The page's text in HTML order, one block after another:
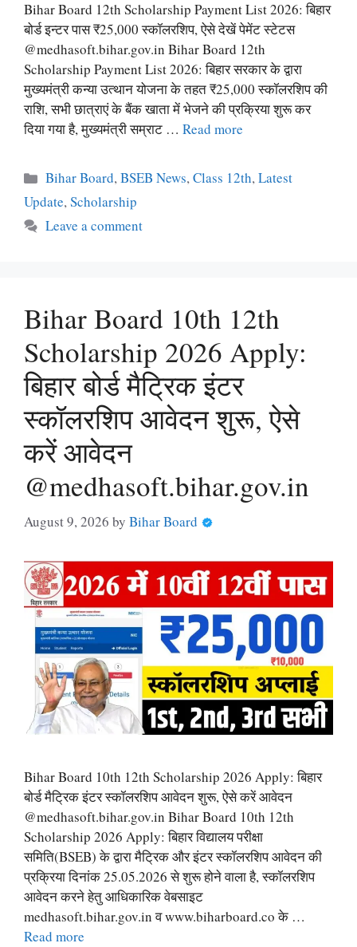
Bihar Board 12th Scholarship Payment List 2026: बिहार
बोर्ड इन्टर पास ₹25,000 स्कॉलरशिप, ऐसे देखें पेमेंट स्टेटस
@medhasoft.bihar.gov.in Bihar Board 12th
Scholarship Payment List 2026: बिहार सरकार के द्वारा
मुख्यमंत्री कन्या उत्थान योजना के तहत ₹25,000 स्कॉलरशिप की
राशि, सभी छात्राएं के बैंक खाता में भेजने की प्रक्रिया शुरू कर
दिया गया है, मुख्यमंत्री सम्राट … Read more
Categories
Bihar Board,BSEB News,Class 12th,Latest
Update,Scholarship
Leave a comment
Bihar Board 10th 12th
Scholarship 2026 Apply:
बिहार बोर्ड मैट्रिक इंटर
स्कॉलरशिप आवेदन शुरू, ऐसे
करें आवेदन
@medhasoft.bihar.gov.in
August 9, 2026 by Bihar Board
Bihar Board 10th 12th Scholarship 2026 Apply: बिहार
बोर्ड मैट्रिक इंटर स्कॉलरशिप आवेदन शुरू, ऐसे करें आवेदन
@medhasoft.bihar.gov.in Bihar Board 10th 12th
Scholarship 2026 Apply: बिहार विद्यालय परीक्षा
समिति(BSEB) के द्वारा मैट्रिक और इंटर स्कॉलरशिप आवेदन की
प्रक्रिया दिनांक 25.05.2026 से शुरू होने वाला है, स्कॉलरशिप
आवेदन करने हेतु आधिकारिक वेबसाइट
medhasoft.bihar.gov.in व www.biharboard.co के …
Read more